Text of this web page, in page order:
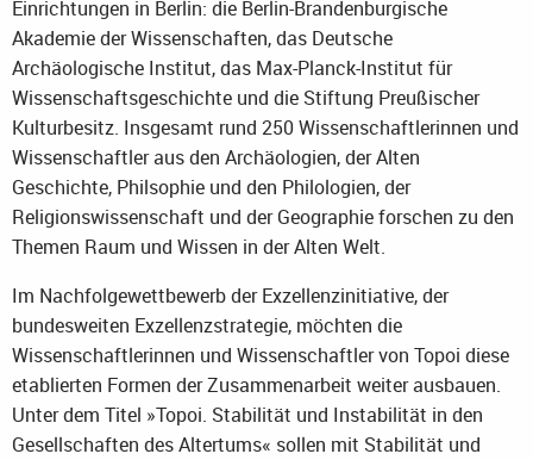
Einrichtungen in Berlin: die Berlin-Brandenburgische
Akademie der Wissenschaften, das Deutsche
Archäologische Institut, das Max-Planck-Institut für
Wissenschaftsgeschichte und die Stiftung Preußischer
Kulturbesitz. Insgesamt rund 250 Wissenschaftlerinnen und
Wissenschaftler aus den Archäologien, der Alten
Geschichte, Philsophie und den Philologien, der
Religionswissenschaft und der Geographie forschen zu den
Themen Raum und Wissen in der Alten Welt.
Im Nachfolgewettbewerb der Exzellenzinitiative, der
bundesweiten Exzellenzstrategie, möchten die
Wissenschaftlerinnen und Wissenschaftler von Topoi diese
etablierten Formen der Zusammenarbeit weiter ausbauen.
Unter dem Titel »Topoi. Stabilität und Instabilität in den
Gesellschaften des Altertums« sollen mit Stabilität und